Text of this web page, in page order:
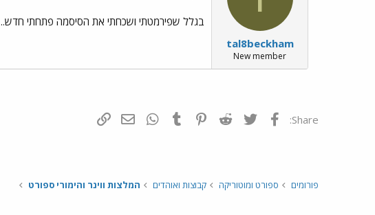
ת
ר
י
ך
tal8beckham
New member
בגלל שפירמטתי ושכחתי את הסיסמה פתחתי חדש..
Share: פייסבוק Twitter
Reddit
Pinterest
Tumblr
WhatsAppדואר אלקטרוני
פורומים ספורט ומוטוריקה קבוצות ואוהדים המלצות ווינר והימורי ספורט